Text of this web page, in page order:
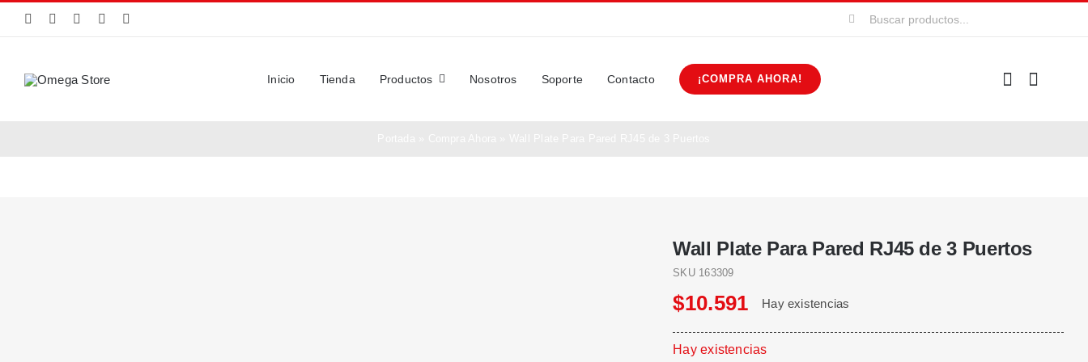
Buscar:
Inicio Tienda Productos Nosotros Soporte Contacto ¡COMPRA AHORA!
Wall Plate Para Pared RJ45 de 3 Puertos
SKU 163309
$10.591 Hay existencias
Hay existencias